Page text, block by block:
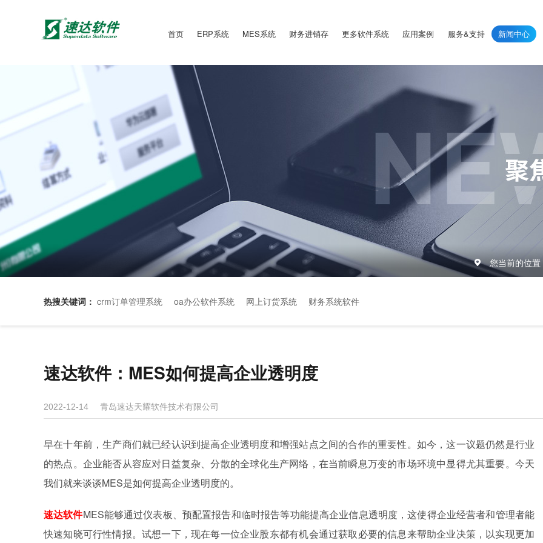
首页 ERP系统 MES系统 财务进销存 更多软件系统 应用案例 服务&支持 新闻中心
您当前的位置
热搜关键词： crm订单管理系统 oa办公软件系统 网上订货系统 财务系统软件
速达软件：MES如何提高企业透明度
2022-12-14 青岛速达天耀软件技术有限公司
早在十年前，生产商们就已经认识到提高企业透明度和增强站点之间的合作的重要性。如今，这一议题仍然是行业
的热点。企业能否从容应对日益复杂、分散的全球化生产网络，在当前瞬息万变的市场环境中显得尤其重要。今天
我们就来谈谈MES是如何提高企业透明度的。
速达软件MES能够通过仪表板、预配置报告和临时报告等功能提高企业信息透明度，这使得企业经营者和管理者能
快速知晓可行性情报。试想一下，现在每一位企业股东都有机会通过获取必要的信息来帮助企业决策，以实现更加